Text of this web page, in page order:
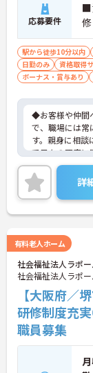
応募要件
■
駅から徒歩10分以内
日勤のみ
資格取得
ボーナス・賞与あり
◆お客様や仲間
で、職場には常
す。親身に相談
で日々の不安に
にさせないフォ
く、中途入社で
◆無資格からで
「資格取得支援
修から国家資格
けて資格取得に
◆法人独自の介
により、身につ
し手当で還元。
月1回の上司と
目標に寄り添う
す。
詳
有料老人ホーム
社会福祉法人ラポ
社会福祉法人ラポ
【大阪府／
研修制度充
職員募集